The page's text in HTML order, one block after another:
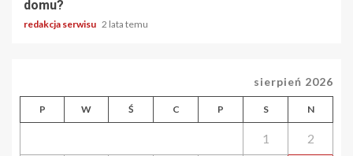
domu?
redakcja serwisu 2 lata temu
sierpień 2026
P W Ś C P S N
1 2